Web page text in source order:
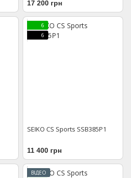
17 200 грн
6
6
SEIKO CS Sports SSB385P1
11 400 грн
ВІДЕО